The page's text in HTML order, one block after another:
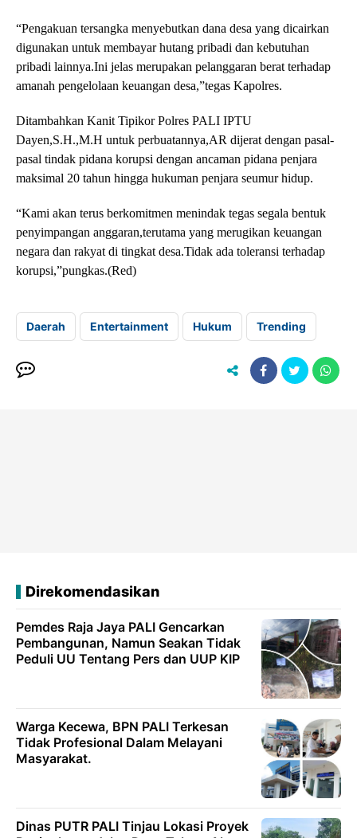
“Pengakuan tersangka menyebutkan dana desa yang dicairkan
digunakan untuk membayar hutang pribadi dan kebutuhan
pribadi lainnya.Ini jelas merupakan pelanggaran berat terhadap
amanah pengelolaan keuangan desa,”tegas Kapolres.
Ditambahkan Kanit Tipikor Polres PALI IPTU
Dayen,S.H.,M.H untuk perbuatannya,AR dijerat dengan pasal-
pasal tindak pidana korupsi dengan ancaman pidana penjara
maksimal 20 tahun hingga hukuman penjara seumur hidup.
“Kami akan terus berkomitmen menindak tegas segala bentuk
penyimpangan anggaran,terutama yang merugikan keuangan
negara dan rakyat di tingkat desa.Tidak ada toleransi terhadap
korupsi,”pungkas.(Red)
Daerah Entertainment Hukum Trending
Direkomendasikan
Pemdes Raja Jaya PALI Gencarkan
Pembangunan, Namun Seakan Tidak
Peduli UU Tentang Pers dan UUP KIP
Warga Kecewa, BPN PALI Terkesan
Tidak Profesional Dalam Melayani
Masyarakat.
Dinas PUTR PALI Tinjau Lokasi Proyek